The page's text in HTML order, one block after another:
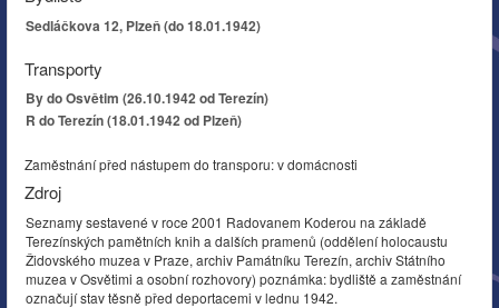
Sedláčkova 12, Plzeň (do 18.01.1942)
Transporty
By do Osvětim (26.10.1942 od Terezín)
R do Terezín (18.01.1942 od Plzeň)
Zaměstnání před nástupem do transporu: v domácnosti
Zdroj
Seznamy sestavené v roce 2001 Radovanem Koderou na základě
Terezínských pamětních knih a dalších pramenů (oddělení holocaustu
Židovského muzea v Praze, archiv Památníku Terezín, archiv Státního
muzea v Osvětimi a osobní rozhovory) poznámka: bydliště a zaměstnání
označují stav těsně před deportacemi v lednu 1942.